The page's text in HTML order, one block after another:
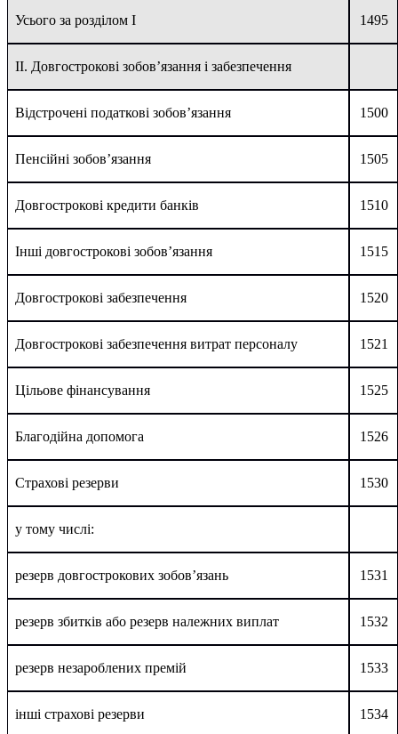
Усього за розділом I 1495
II. Довгострокові зобов’язання і забезпечення
Відстрочені податкові зобов’язання 1500
Пенсійні зобов’язання 1505
Довгострокові кредити банків 1510
Інші довгострокові зобов’язання 1515
Довгострокові забезпечення 1520
Довгострокові забезпечення витрат персоналу 1521
Цільове фінансування 1525
Благодійна допомога 1526
Страхові резерви 1530
у тому числі:
резерв довгострокових зобов’язань 1531
резерв збитків або резерв належних виплат 1532
резерв незароблених премій 1533
інші страхові резерви 1534